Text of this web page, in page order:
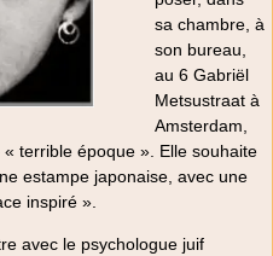
sa chambre, à
son bureau,
au 6 Gabriël
Metsustraat à
Amsterdam,
terrible époque ». Elle souhaite
estampe japonaise, avec une
inspiré ».
avec le psychologue juif